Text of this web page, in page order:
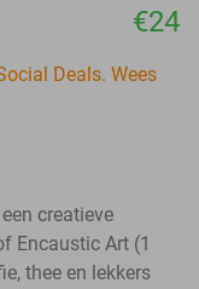
€24
Deals. Wees
creatieve
Encaustic Art (1
thee en lekkers